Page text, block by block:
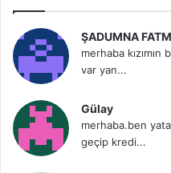
ŞADUMNA
merhaba
var yan...
Gülay
merhaba.ben
geçip kredi...